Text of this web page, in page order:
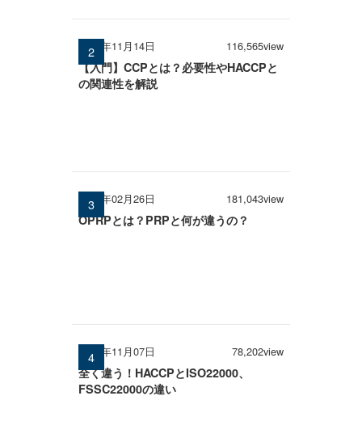
2025年11月14日 116,565view
【入門】CCPとは？必要性やHACCPと
の関連性を解説
2026年02月26日 181,043view
OPRPとは？PRPと何が違うの？
2025年11月07日 78,202view
全く違う！HACCPとISO22000、
FSSC22000の違い